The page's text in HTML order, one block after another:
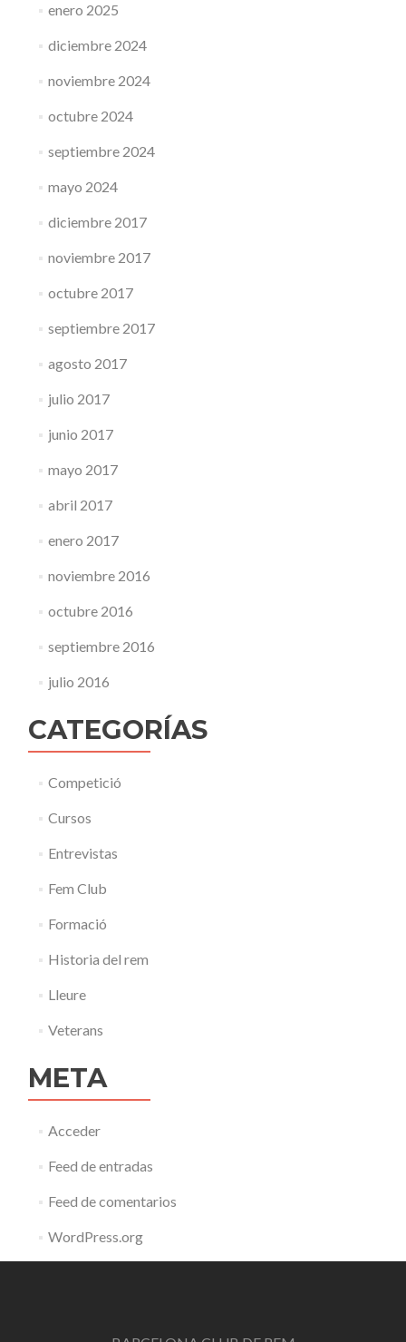
enero 2025
diciembre 2024
noviembre 2024
octubre 2024
septiembre 2024
mayo 2024
diciembre 2017
noviembre 2017
octubre 2017
septiembre 2017
agosto 2017
julio 2017
junio 2017
mayo 2017
abril 2017
enero 2017
noviembre 2016
octubre 2016
septiembre 2016
julio 2016
CATEGORÍAS
Competició
Cursos
Entrevistas
Fem Club
Formació
Historia del rem
Lleure
Veterans
META
Acceder
Feed de entradas
Feed de comentarios
WordPress.org